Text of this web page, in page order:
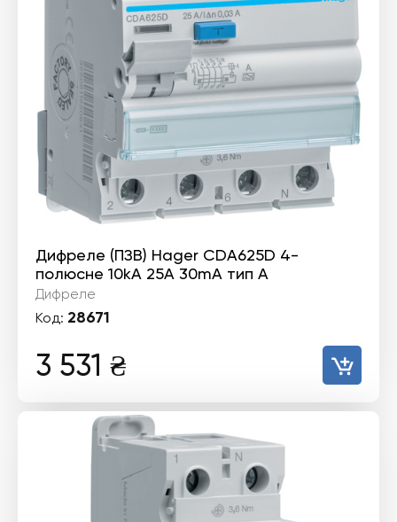
Дифреле (ПЗВ) Hager CDA625D 4-
полюсне 10kА 25А 30mA тип А
Дифреле
Код: 28671
3 531 ₴